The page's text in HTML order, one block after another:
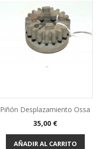
Piñón Desplazamiento Ossa
Precio
35,00 €
AÑADIR AL CARRITO